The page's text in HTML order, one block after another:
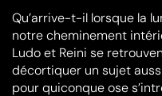
Qu’arrive-t-il lorsque la
notre cheminement
Ludo et Reini se
décortiquer un sujet
pour quiconque ose